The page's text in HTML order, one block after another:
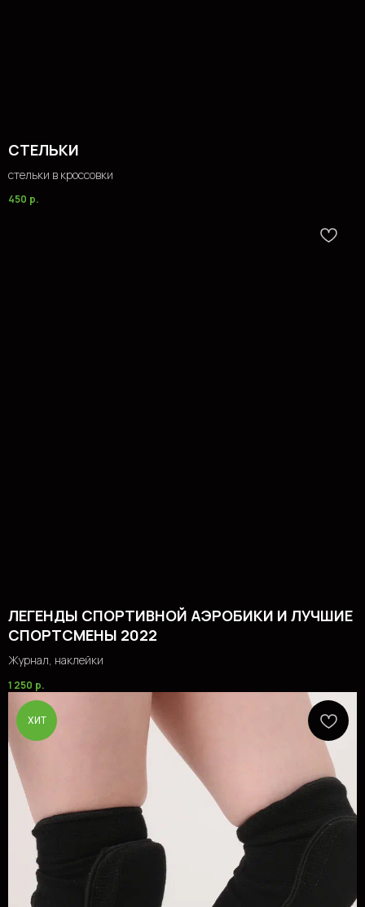
СТЕЛЬКИ
стельки в кроссовки
450 р.
ЛЕГЕНДЫ СПОРТИВНОЙ АЭРОБИКИ И ЛУЧШИЕ
СПОРТСМЕНЫ 2022
Журнал, наклейки
1 250 р.
ХИТ